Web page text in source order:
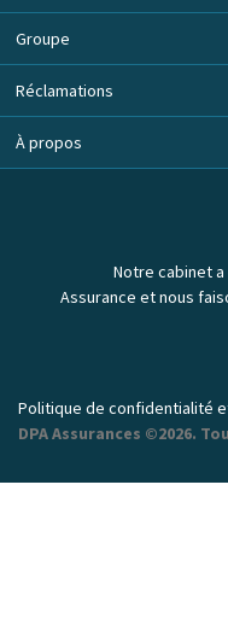
Groupe
Réclamations
À propos
Politique de confidentialité
DPA Assurances ©2026.
Notre cabinet
Assurance et nous